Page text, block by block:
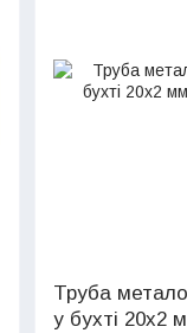
Труба
у бухті 20х2